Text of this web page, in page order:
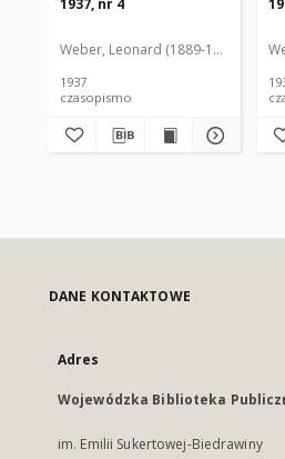
1937, nr 4
Weber, Leonard (1889-1975). Red.
1937
czasopismo
DANE KONTAKTOWE
Adres
Wojewódzka Biblioteka
im. Emilii Sukertowej-Biedrawiny